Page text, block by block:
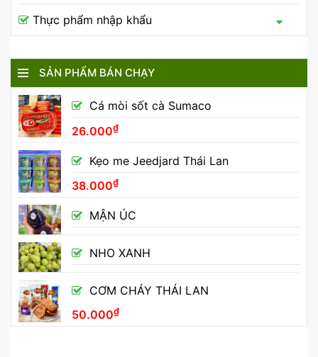
Thực phẩm nhập khẩu
SẢN PHẨM BÁN CHẠY
Cá mòi sốt cà Sumaco
26.000₫
Kẹo me Jeedjard Thái Lan
38.000₫
MẬN ÚC
NHO XANH
CƠM CHÁY THÁI LAN
50.000₫